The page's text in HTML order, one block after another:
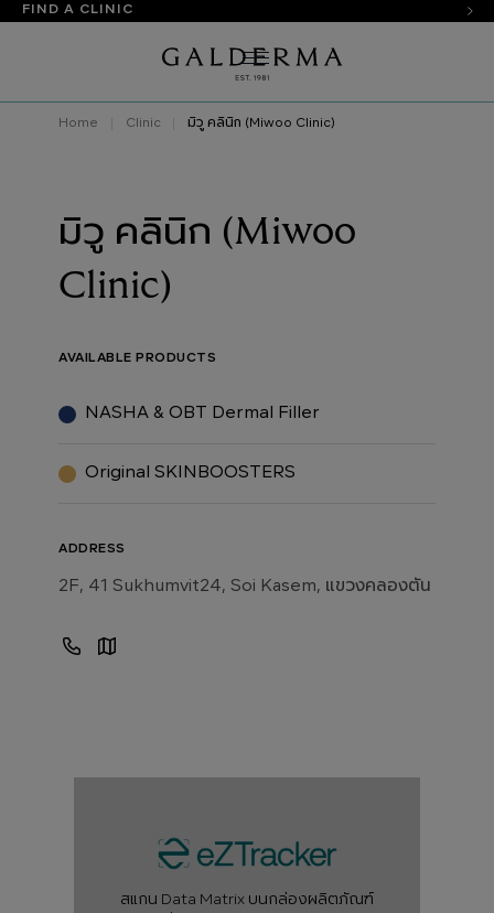
FIND A CLINIC
Home Clinic มิวู คลินิก (Miwoo Clinic)
มิวู คลินิก (Miwoo
Clinic)
AVAILABLE PRODUCTS
NASHA & OBT Dermal Filler
Original SKINBOOSTERS
ADDRESS
2F, 41 Sukhumvit24, Soi Kasem, แขวงคลองตัน
สแกน Data Matrix บนกล่องผลิตภัณฑ์